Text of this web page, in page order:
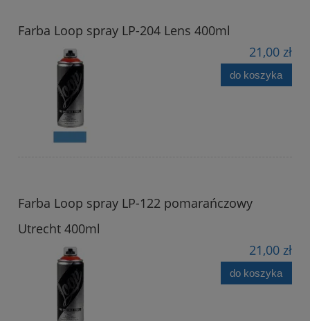
Farba Loop spray LP-204 Lens 400ml
21,00 zł
do koszyka
Farba Loop spray LP-122 pomarańczowy
Utrecht 400ml
21,00 zł
do koszyka